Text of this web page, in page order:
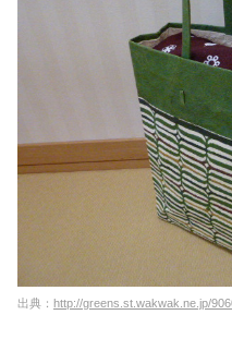
出典： http://greens.st.wakwak.ne.jp/